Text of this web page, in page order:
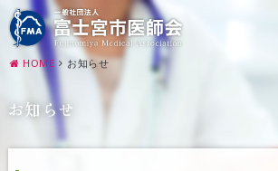
HOME お知らせ
お知らせ